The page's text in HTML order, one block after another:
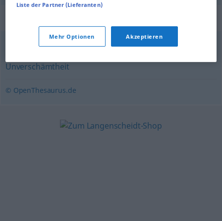
Unverschämtheit
© OpenThesaurus.de
Liste der Partner (Lieferanten)
Mehr Optionen Akzeptieren